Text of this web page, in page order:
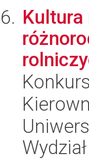
Kultura